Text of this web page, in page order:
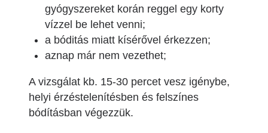
gyógyszereket korán reggel egy korty
vízzel be lehet venni;
a bóditás miatt kísérővel érkezzen;
aznap már nem vezethet;
A vizsgálat kb. 15-30 percet vesz igénybe,
helyi érzéstelenítésben és felszínes
bódításban végezzük.